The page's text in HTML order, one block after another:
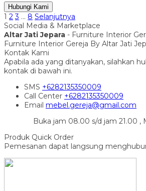
Hubungi Kami
1 2 3 … 8 Selanjutnya
Social Media & Marketplace
Altar Jati Jepara - Furniture Interior
Furniture Interior Gereja By Altar Jati
Kontak Kami
Apabila ada yang ditanyakan, silahkan
kontak di bawah ini.
SMS +6282135350009
Call Center +6282135350009
Email mebel.gereja@gmail.com
Buka jam 08.00 s/d jam 21.00
Produk Quick Order
Pemesanan dapat langsung